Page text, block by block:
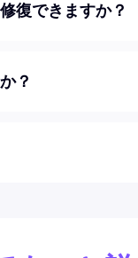
復できますか？
？